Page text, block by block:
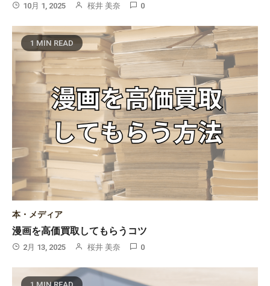
10月 1, 2025 桜井 美奈 0
1 MIN READ
本・メディア
漫画を高価買取してもらうコツ
2月 13, 2025 桜井 美奈 0